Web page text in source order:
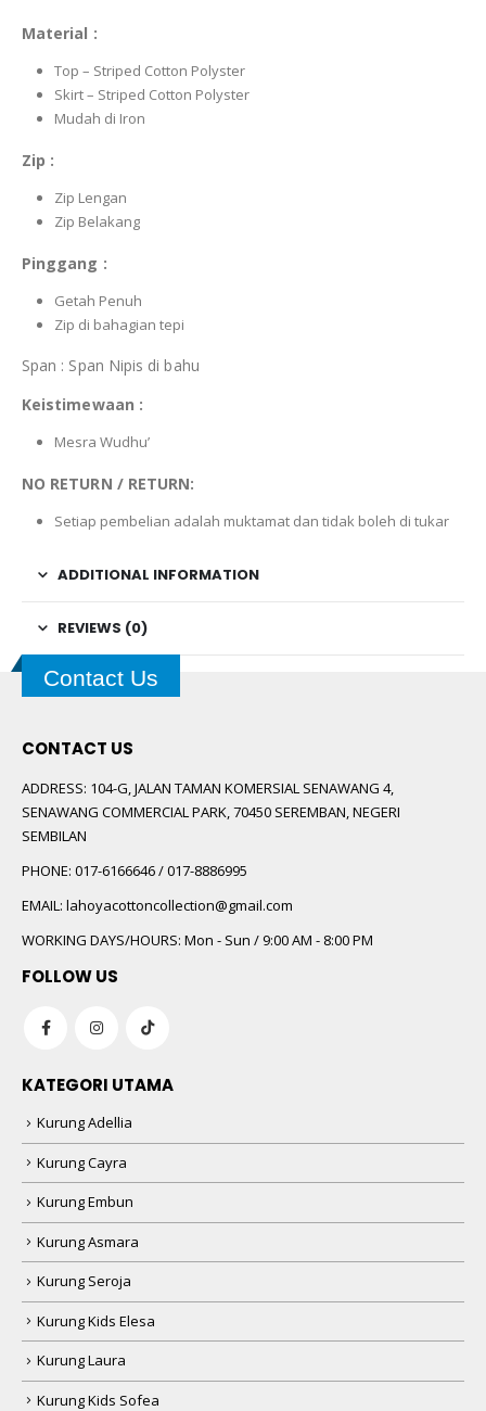
Material :
Top – Striped Cotton Polyster
Skirt – Striped Cotton Polyster
Mudah di Iron
Zip :
Zip Lengan
Zip Belakang
Pinggang :
Getah Penuh
Zip di bahagian tepi
Span : Span Nipis di bahu
Keistimewaan :
Mesra Wudhu’
NO RETURN / RETURN:
Setiap pembelian adalah muktamat dan tidak boleh di tukar
ADDITIONAL INFORMATION
REVIEWS (0)
Contact Us
CONTACT US
ADDRESS: 104-G, JALAN TAMAN KOMERSIAL SENAWANG 4,
SENAWANG COMMERCIAL PARK, 70450 SEREMBAN, NEGERI
SEMBILAN
PHONE: 017-6166646 / 017-8886995
EMAIL: lahoyacottoncollection@gmail.com
WORKING DAYS/HOURS: Mon - Sun / 9:00 AM - 8:00 PM
FOLLOW US
KATEGORI UTAMA
Kurung Adellia
Kurung Cayra
Kurung Embun
Kurung Asmara
Kurung Seroja
Kurung Kids Elesa
Kurung Laura
Kurung Kids Sofea